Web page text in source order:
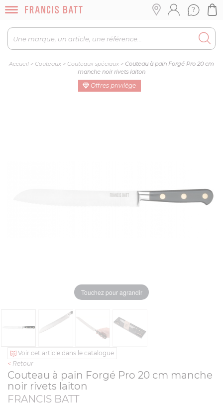
Accueil > Couteaux > Couteaux spéciaux > Couteau à pain Forgé Pro 20 cm
manche noir rivets laiton
Offres privilège
Touchez pour agrandir
Voir cet article dans le catalogue
< Retour
Couteau à pain Forgé Pro 20 cm manche
noir rivets laiton
FRANCIS BATT